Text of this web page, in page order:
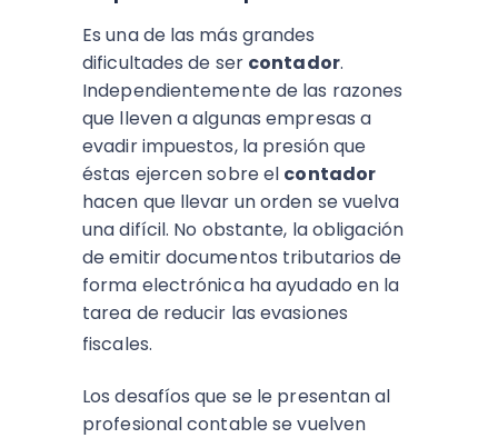
Es una de las más grandes
dificultades de ser contador.
Independientemente de las razones
que lleven a algunas empresas a
evadir impuestos, la presión que
éstas ejercen sobre el contador
hacen que llevar un orden se vuelva
una difícil. No obstante, la obligación
de emitir documentos tributarios de
forma electrónica ha ayudado en la
tarea de reducir las evasiones
fiscales.
Los desafíos que se le presentan al
profesional contable se vuelven